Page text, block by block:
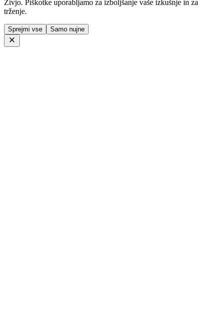
Živjo. Piškotke uporabljamo za izboljšanje vaše izkušnje in za
trženje.
Sprejmi vse Samo nujne